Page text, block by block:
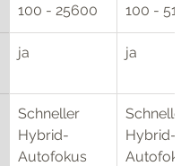
100 - 25600 100 -
ja ja
Schneller
Hybrid-
Autofokus
Hybrid-